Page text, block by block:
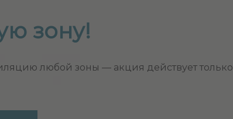
зону!
любой зоны — акция действует только